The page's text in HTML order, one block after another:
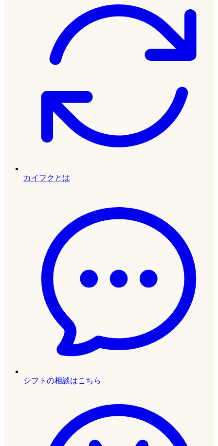
カイフクとは
シフトの相談はこちら